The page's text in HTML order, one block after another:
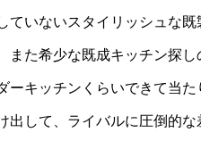
ていないスタイリッシュな
また希少な既成キッチン探し
キッチンくらいできて当た
出して、ライバルに圧倒的な